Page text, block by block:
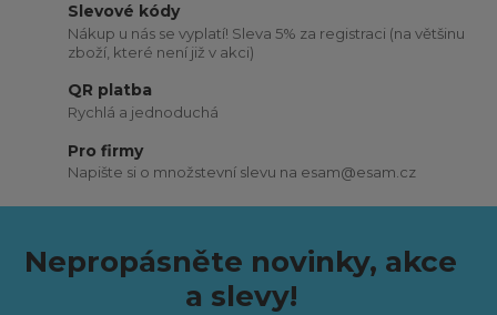
Slevové kódy
Nákup u nás se vyplatí! Sleva 5% za registraci (na většinu
zboží, které není již v akci)
QR platba
Rychlá a jednoduchá
Pro firmy
Napište si o množstevní slevu na esam@esam.cz
Nepropásněte novinky, akce
a slevy!